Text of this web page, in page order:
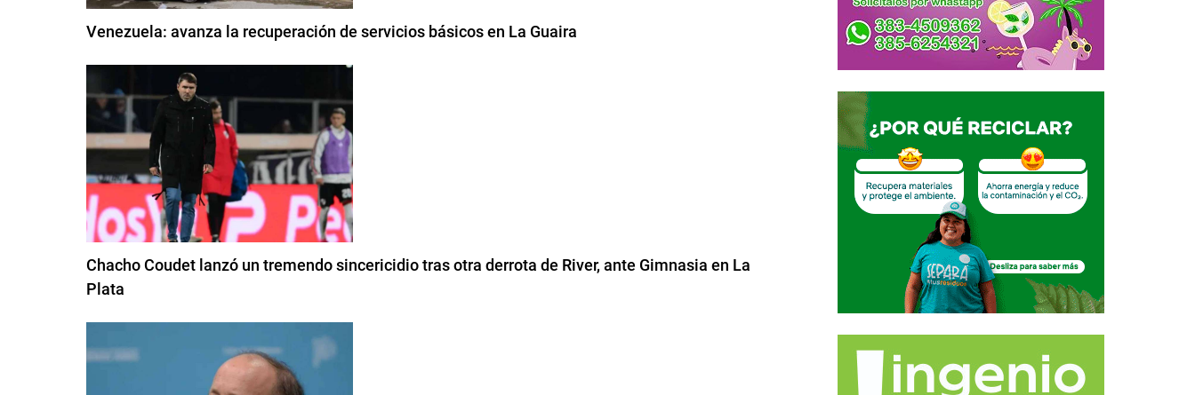
Venezuela: avanza la recuperación de servicios básicos en La Guaira
Chacho Coudet lanzó un tremendo sincericidio tras otra derrota de River, ante Gimnasia en La
Plata